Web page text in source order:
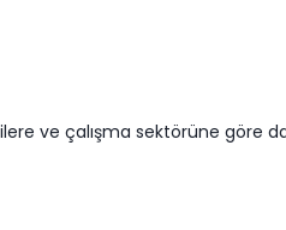
ve çalışma sektörüne göre